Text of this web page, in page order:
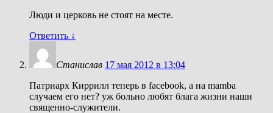
Люди и церковь не стоят на месте.
Ответить ↓
Станислав 17 мая 2012 в 13:04
Патриарх Киррилл теперь в facebook, а на mamba
случаем его нет? уж больно любят блага жизни наши
священно-служители.